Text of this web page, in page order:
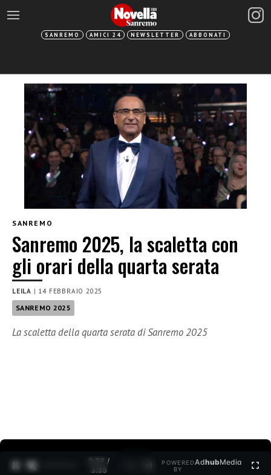
SANREMO AMICI 24 NEWSLETTER ABBONATI
SANREMO
Sanremo 2025, la scaletta con
gli orari della quarta serata
LEILA | 14 FEBBRAIO 2025
SANREMO 2025
La scaletta della quarta serata di Sanremo 2025
0:30 /
3:35
POWERED
BY
AdhubMedia